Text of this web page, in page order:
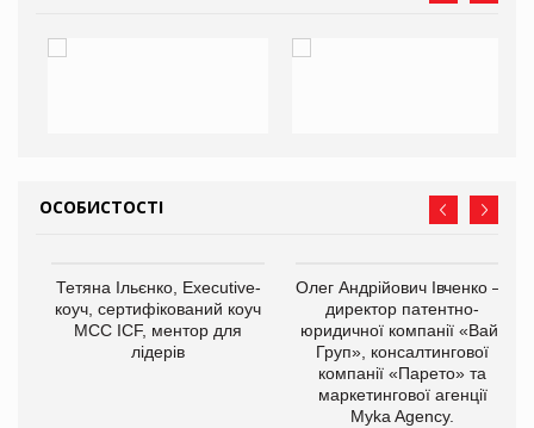
ОСОБИСТОСТІ
Тетяна Ільєнко, Executive-
коуч, сертифікований коуч
МСС ICF, ментор для
лідерів
Олег Андрійович Івченко —
директор патентно-
юридичної компанії «Вайз
Груп», консалтингової
компанії «Парето» та
маркетингової агенції
Myka Agency.